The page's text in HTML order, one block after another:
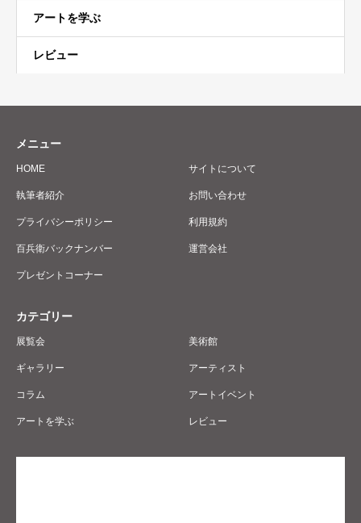
アートを学ぶ
レビュー
メニュー
HOME サイトについて
執筆者紹介 お問い合わせ
プライバシーポリシー 利用規約
百兵衛バックナンバー 運営会社
プレゼントコーナー
カテゴリー
展覧会 美術館
ギャラリー アーティスト
コラム アートイベント
アートを学ぶ レビュー